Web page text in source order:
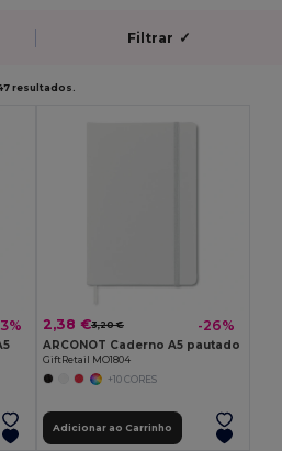
Filtrar ✓
resultados.
2,38 €3,20 € -26%
ARCONOT Caderno A5 pautado
GiftRetail MO1804
+10 CORES
Adicionar ao Carrinho